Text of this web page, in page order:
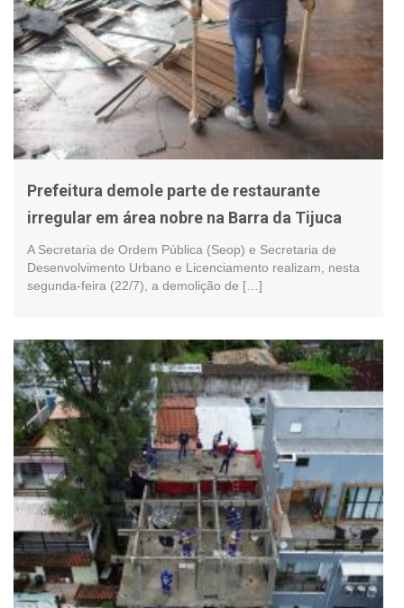
Prefeitura demole parte de restaurante
irregular em área nobre na Barra da Tijuca
A Secretaria de Ordem Pública (Seop) e Secretaria de
Desenvolvimento Urbano e Licenciamento realizam, nesta
segunda-feira (22/7), a demolição de […]